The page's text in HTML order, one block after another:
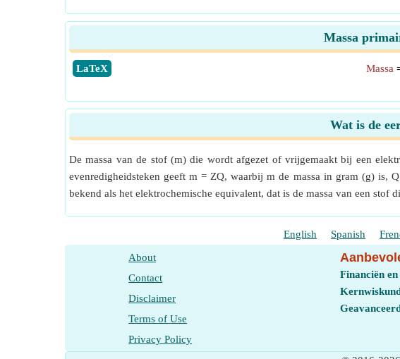
Massa
​LaTeX Massa
Wat is de
De massa van de stof (m) die wordt afgezet of vrijgemaakt bij een
evenredigheidsteken geeft m = ZQ, waarbij m de massa in gram (g) is,
bekend als het elektrochemische equivalent, dat is de massa van een
English Spanish
About
Contact
Disclaimer
Terms of Use
Privacy Policy
Financiën